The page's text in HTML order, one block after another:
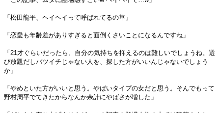
「松田龍平、ヘイヘイって呼ばれてるの草」
「恋愛も年齢差がありすぎると面倒くさいことになるんですね」
「21才ぐらいだったら、自分の気持ちを抑えるのは難しいでしょうね。選
び放題だしバツイチじゃない人を、探した方がいいんじゃないでしょう
か」
「やめといた方がいいと思う。やばいタイプの女だと思う。そんでもって
野村周平でてきたからなんか余計にやばさが増した」